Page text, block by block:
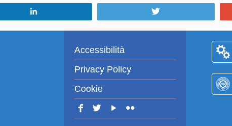
Accessibilità
Privacy Policy
Cookie